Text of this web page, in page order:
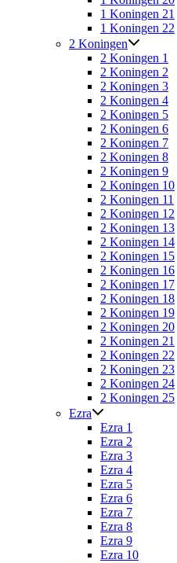
1 Koningen 21
1 Koningen 22
2 Koningen
2 Koningen 1
2 Koningen 2
2 Koningen 3
2 Koningen 4
2 Koningen 5
2 Koningen 6
2 Koningen 7
2 Koningen 8
2 Koningen 9
2 Koningen 10
2 Koningen 11
2 Koningen 12
2 Koningen 13
2 Koningen 14
2 Koningen 15
2 Koningen 16
2 Koningen 17
2 Koningen 18
2 Koningen 19
2 Koningen 20
2 Koningen 21
2 Koningen 22
2 Koningen 23
2 Koningen 24
2 Koningen 25
Ezra
Ezra 1
Ezra 2
Ezra 3
Ezra 4
Ezra 5
Ezra 6
Ezra 7
Ezra 8
Ezra 9
Ezra 10